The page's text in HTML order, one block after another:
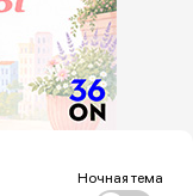
Ночная тема